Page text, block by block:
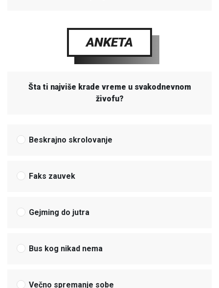
ANKETA
Šta ti najviše krade vreme u svakodnevnom
živofu?
Beskrajno skrolovanje
Faks zauvek
Gejming do jutra
Bus kog nikad nema
Večno spremanje sobe